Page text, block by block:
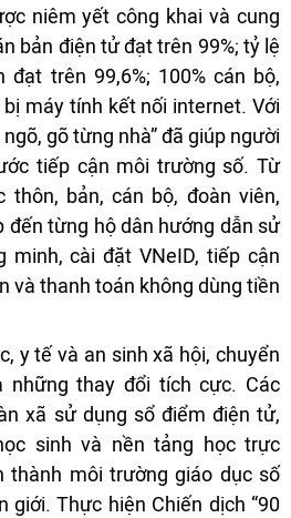
niêm yết công khai và cung
bản điện tử đạt trên 99%; tỷ lệ
trên 99,6%; 100% cán bộ,
máy tính kết nối internet. Với
gõ từng nhà” đã giúp người
tiếp cận môi trường số. Từ
bản, cán bộ, đoàn viên,
đến từng hộ dân hướng dẫn sử
minh, cài đặt VNeID, tiếp cận
và thanh toán không dùng tiền
y tế và an sinh xã hội, chuyển
thay đổi tích cực. Các
xã sử dụng sổ điểm điện tử,
sinh và nền tảng học trực
thành môi trường giáo dục số
giới. Thực hiện Chiến dịch “90